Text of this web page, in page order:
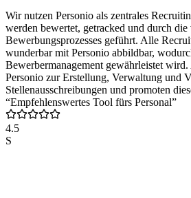
Wir nutzen Personio als zentrales
werden bewertet, getracked und durch die
Bewerbungsprozesses geführt. Alle
wunderbar mit Personio abbildbar,
Bewerbermanagement gewährleistet
Personio zur Erstellung, Verwaltung und
Stellenausschreibungen und promoten
“Empfehlenswertes Tool fürs Personal”
4.5
S